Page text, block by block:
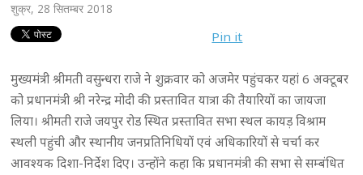
शुक्र, 28 सितम्बर 2018
Pin it
मुख्यमंत्री श्रीमती वसुन्धरा राजे ने शुक्रवार को अजमेर पहुंचकर यहां 6 अक्टूबर
को प्रधानमंत्री श्री नरेन्द्र मोदी की प्रस्तावित यात्रा की तैयारियों का जायजा
लिया। श्रीमती राजे जयपुर रोड स्थित प्रस्तावित सभा स्थल कायड़ विश्राम
स्थली पहुंची और स्थानीय जनप्रतिनिधियों एवं अधिकारियों से चर्चा कर
आवश्यक दिशा-निर्देश दिए। उन्होंने कहा कि प्रधानमंत्री की सभा से सम्बंधित